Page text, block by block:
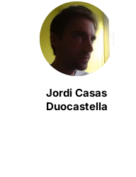
Jordi Casas
Duocastella